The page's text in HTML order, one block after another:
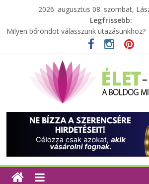
2026. augusztus 08. szombat,
Legfrissebb:
Milyen bőröndöt válasszunk utazásunkhoz?
Elérhető zöld energia mindenki számára
Különleges tömörfa ládák Indiából
A zöld forradalom: A mosó- és
szempontjainak erősítése